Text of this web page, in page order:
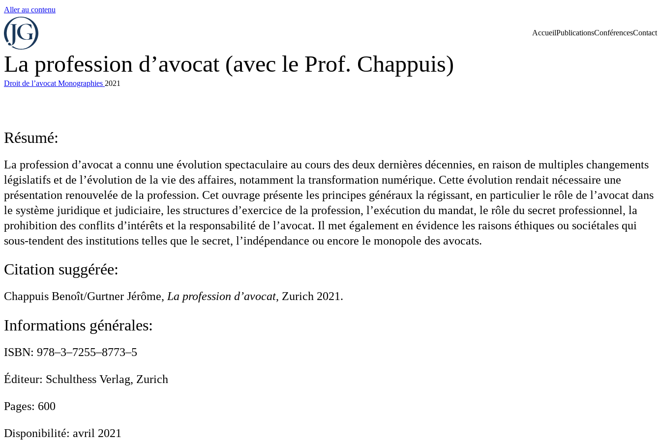
Aller au contenu
AccueilPublicationsConférencesContact
La profession d’avocat (avec le Prof. Chappuis)
Droit de l’avocat Monographies 2021
Résumé:
La profession d’avocat a connu une évolution spectaculaire au cours des deux dernières décennies, en raison de multiples changements
législatifs et de l’évolution de la vie des affaires, notamment la transformation numérique. Cette évolution rendait nécessaire une
présentation renouvelée de la profession. Cet ouvrage présente les principes généraux la régissant, en particulier le rôle de l’avocat dans
le système juridique et judiciaire, les structures d’exercice de la profession, l’exécution du mandat, le rôle du secret professionnel, la
prohibition des conflits d’intérêts et la responsabilité de l’avocat. Il met également en évidence les raisons éthiques ou sociétales qui
sous-tendent des institutions telles que le secret, l’indépendance ou encore le monopole des avocats.
Citation suggérée:
Chappuis Benoît/Gurtner Jérôme, La profession d’avocat, Zurich 2021.
Informations générales:
ISBN: 978–3–7255–8773–5
Éditeur: Schulthess Verlag, Zurich
Pages: 600
Disponibilité: avril 2021